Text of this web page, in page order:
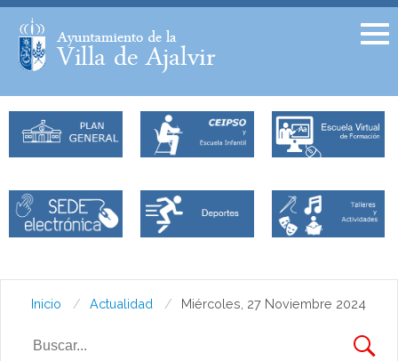
Facebook
Inicio Actualidad Miércoles, 27 Noviembre 2024